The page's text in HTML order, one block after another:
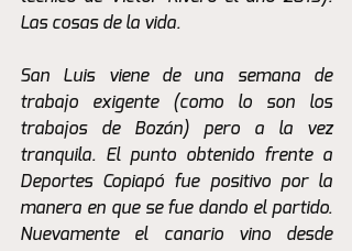
Las cosas de la vida.
San Luis viene de una semana de
trabajo exigente (como lo son los
trabajos de Bozán) pero a la vez
tranquila. El punto obtenido frente a
Deportes Copiapó fue positivo por la
manera en que se fue dando el partido.
Nuevamente el canario vino desde